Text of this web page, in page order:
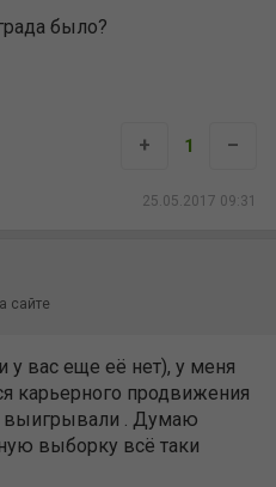
было?
25.05.2017 09:31
+ 1 –
сайте
у вас еще её нет), у меня
карьерного продвижения
выигрывали . Думаю
выборку всё таки